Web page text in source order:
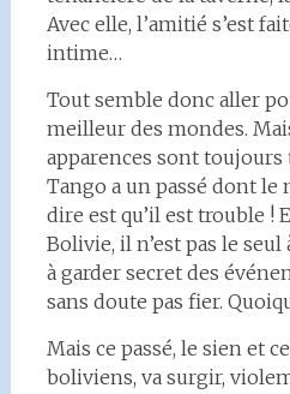
Avec elle, l’amitié s’est
intime…
Tout semble donc aller
meilleur des mondes.
apparences sont toujours
Tango a un passé dont le
dire est qu’il est trouble !
Bolivie, il n’est pas le seul
à garder secret des
sans doute pas fier.
Mais ce passé, le sien et
boliviens, va surgir,